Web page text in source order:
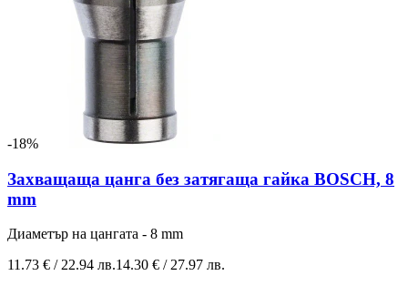
-18%
Захващаща цанга без затягаща гайка BOSCH, 8
mm
Диаметър на цангата - 8 mm
11.73 € / 22.94 лв.14.30 € / 27.97 лв.